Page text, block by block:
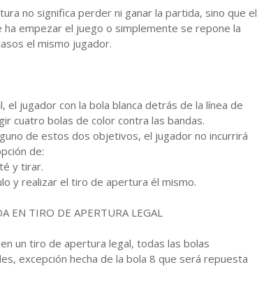
no significa perder ni ganar la partida, sino que el
empezar el juego o simplemente se repone la
el mismo jugador.
jugador con la bola blanca detrás de la línea de
cuatro bolas de color contra las bandas.
de estos dos objetivos, el jugador no incurrirá
de:
y tirar.
y realizar el tiro de apertura él mismo.
EN TIRO DE APERTURA LEGAL
un tiro de apertura legal, todas las bolas
excepción hecha de la bola 8 que será repuesta